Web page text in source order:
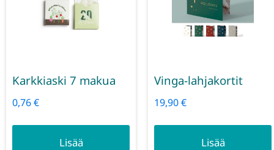
Karkkiaski 7 makua
0,76€
Lisää
Vinga-lahjakortit
19,90€
Lisää